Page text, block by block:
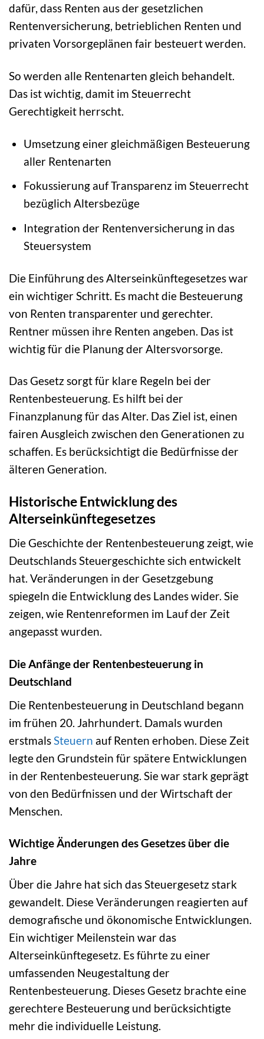
dafür, dass Renten aus der gesetzlichen
Rentenversicherung, betrieblichen Renten und
privaten Vorsorgeplänen fair besteuert werden.
So werden alle Rentenarten gleich behandelt.
Das ist wichtig, damit im Steuerrecht
Gerechtigkeit herrscht.
Umsetzung einer gleichmäßigen Besteuerung
aller Rentenarten
Fokussierung auf Transparenz im Steuerrecht
bezüglich Altersbezüge
Integration der Rentenversicherung in das
Steuersystem
Die Einführung des Alterseinkünftegesetzes war
ein wichtiger Schritt. Es macht die Besteuerung
von Renten transparenter und gerechter.
Rentner müssen ihre Renten angeben. Das ist
wichtig für die Planung der Altersvorsorge.
Das Gesetz sorgt für klare Regeln bei der
Rentenbesteuerung. Es hilft bei der
Finanzplanung für das Alter. Das Ziel ist, einen
fairen Ausgleich zwischen den Generationen zu
schaffen. Es berücksichtigt die Bedürfnisse der
älteren Generation.
Historische Entwicklung des
Alterseinkünftegesetzes
Die Geschichte der Rentenbesteuerung zeigt, wie
Deutschlands Steuergeschichte sich entwickelt
hat. Veränderungen in der Gesetzgebung
spiegeln die Entwicklung des Landes wider. Sie
zeigen, wie Rentenreformen im Lauf der Zeit
angepasst wurden.
Die Anfänge der Rentenbesteuerung in
Deutschland
Die Rentenbesteuerung in Deutschland begann
im frühen 20. Jahrhundert. Damals wurden
erstmals Steuern auf Renten erhoben. Diese Zeit
legte den Grundstein für spätere Entwicklungen
in der Rentenbesteuerung. Sie war stark geprägt
von den Bedürfnissen und der Wirtschaft der
Menschen.
Wichtige Änderungen des Gesetzes über die
Jahre
Über die Jahre hat sich das Steuergesetz stark
gewandelt. Diese Veränderungen reagierten auf
demografische und ökonomische Entwicklungen.
Ein wichtiger Meilenstein war das
Alterseinkünftegesetz. Es führte zu einer
umfassenden Neugestaltung der
Rentenbesteuerung. Dieses Gesetz brachte eine
gerechtere Besteuerung und berücksichtigte
mehr die individuelle Leistung.